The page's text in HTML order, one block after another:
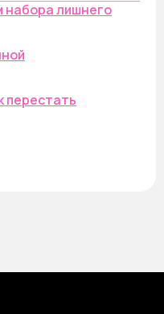
набора лишнего
перестать